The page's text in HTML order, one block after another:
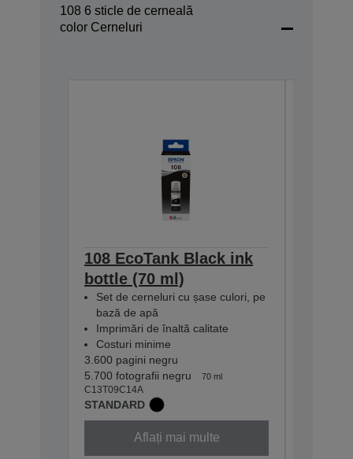
108 6 sticle de cerneală
color Cerneluri
108 EcoTank Black ink
bottle (70 ml)
Set de cerneluri cu șase culori, pe
bază de apă
Imprimări de înaltă calitate
Costuri minime
3.600 pagini negru
5.700 fotografii negru
70 ml
C13T09C14A
STANDARD
Aflați mai multe